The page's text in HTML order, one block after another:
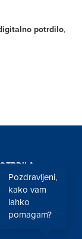
potrdilo,
PERSONAL
Pozdravljeni,
kako vam
lahko
pomagam?